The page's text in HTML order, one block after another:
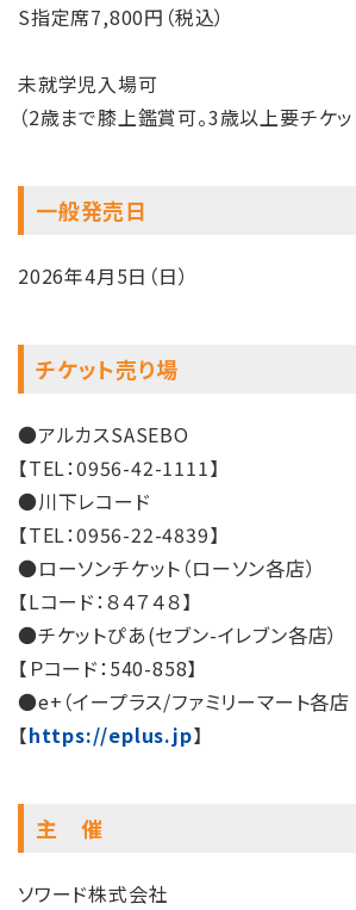
S指定席7,800円（税込）
未就学児入場可
（2歳まで膝上鑑賞可。3歳以上要チケッ
一般発売日
2026年4月5日（日）
チケット売り場
●アルカスSASEBO
【TEL：0956-42-1111】
●川下レコード
【TEL：0956-22-4839】
●ローソンチケット（ローソン各店）
【Lコード：８４７４８】
●チケットぴあ(セブン-イレブン各店）
【Ｐコード：540-858】
●e+（イープラス/ファミリーマート各
【https://eplus.jp】
主 催
ソワード株式会社